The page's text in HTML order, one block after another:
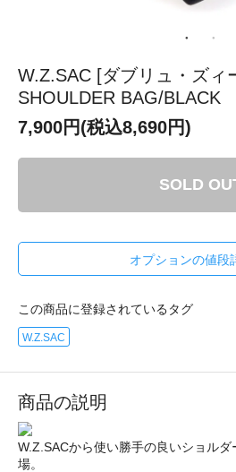
W.Z.SAC [ダブリュ・ズィ
SHOULDER BAG/BLACK
7,900円(税込8,690円)
SOLD
オプションの値段
この商品に登録されているタグ
W.Z.SAC
商品の説明
W.Z.SACから使い勝手の良いショル
場。